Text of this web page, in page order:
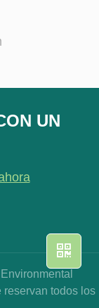
UN
reservan todos los